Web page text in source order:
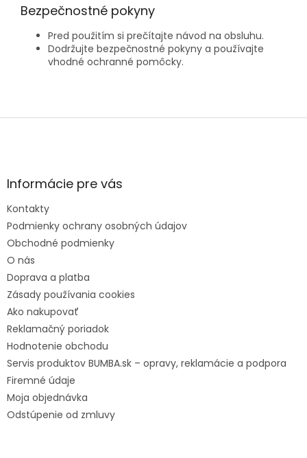
Bezpečnostné pokyny
Pred použitím si prečítajte návod na obsluhu.
Dodržujte bezpečnostné pokyny a používajte
vhodné ochranné pomôcky.
e
Informácie pre vás
Kontakty
Podmienky ochrany osobných údajov
Obchodné podmienky
O nás
Doprava a platba
Zásady používania cookies
Ako nakupovať
Reklamačný poriadok
Hodnotenie obchodu
Servis produktov BUMBA.sk – opravy, reklamácie a podpora
Firemné údaje
Moja objednávka
Odstúpenie od zmluvy